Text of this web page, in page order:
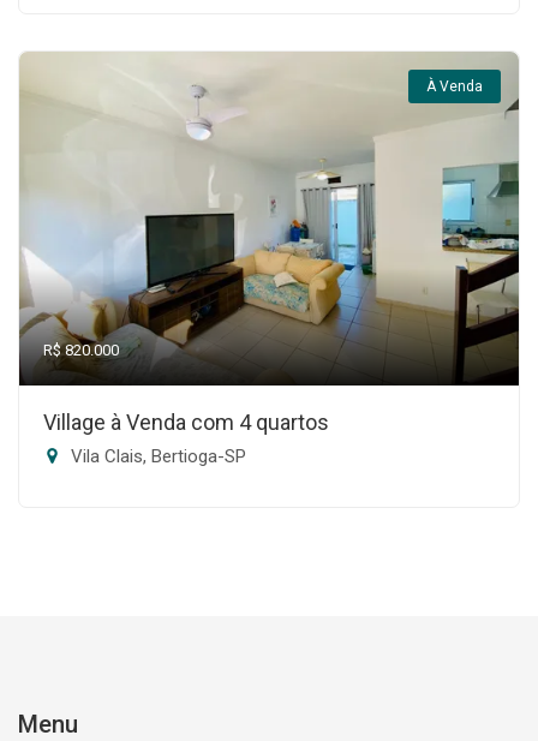
À Venda
R$ 820.000
Village à Venda com 4 quartos
Vila Clais, Bertioga-SP
Menu